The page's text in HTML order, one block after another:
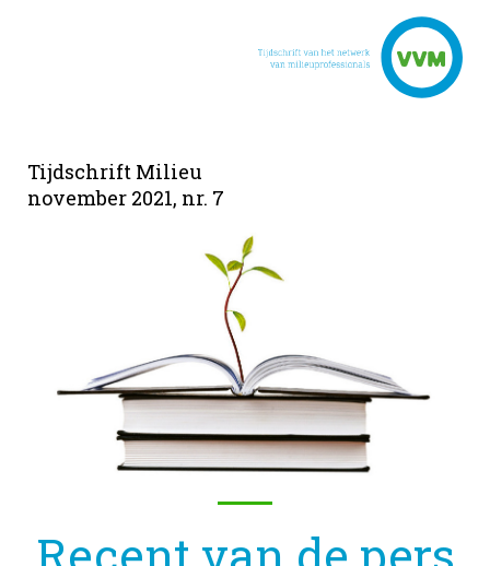
Tijdschrift Milieu
november 2021, nr. 7